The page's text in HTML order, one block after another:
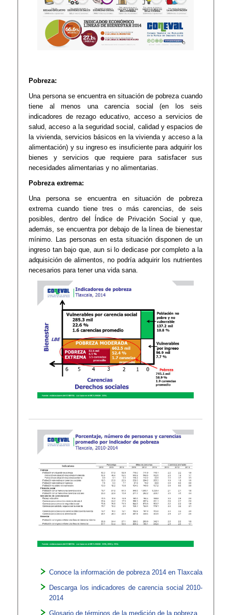
Pobreza:
Una persona se encuentra en situación de pobreza cuando
tiene al menos una carencia social (en los seis
indicadores de rezago educativo, acceso a servicios de
salud, acceso a la seguridad social, calidad y espacios de
la vivienda, servicios básicos en la vivienda y acceso a la
alimentación) y su ingreso es insuficiente para adquirir los
bienes y servicios que requiere para satisfacer sus
necesidades alimentarias y no alimentarias.
Pobreza extrema:
Una persona se encuentra en situación de pobreza
extrema cuando tiene tres o más carencias, de seis
posibles, dentro del Índice de Privación Social y que,
además, se encuentra por debajo de la línea de bienestar
mínimo. Las personas en esta situación disponen de un
ingreso tan bajo que, aun si lo dedicase por completo a la
adquisición de alimentos, no podría adquirir los nutrientes
necesarios para tener una vida sana.​​
​Conoce la información de pobreza 2014 en Tlaxcala
Descarga los indicadores de carencia social 2010-
2014
Glosario de términos de la medición de la pobreza